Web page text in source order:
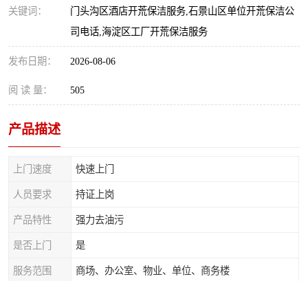
关键词：
门头沟区酒店开荒保洁服务,石景山区单位开荒保洁公
司电话,海淀区工厂开荒保洁服务
发布日期： 2026-08-06
阅 读 量： 505
产品描述
上门速度 快速上门
人员要求 持证上岗
产品特性 强力去油污
是否上门 是
服务范围 商场、办公室、物业、单位、商务楼